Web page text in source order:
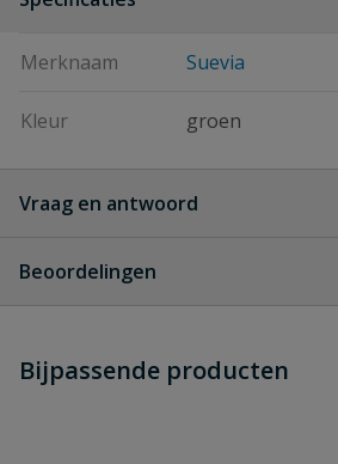
Merknaam Suevia
Kleur groen
Vraag en antwoord
dit product?
Beoordelingen
Schrijf zelf een
Bijpassende producten